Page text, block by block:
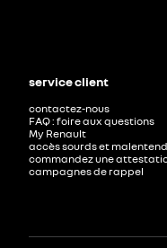
service client
contactez-nous
FAQ : foire aux questions
My Renault
accès sourds et
commandez une
campagnes de rappel